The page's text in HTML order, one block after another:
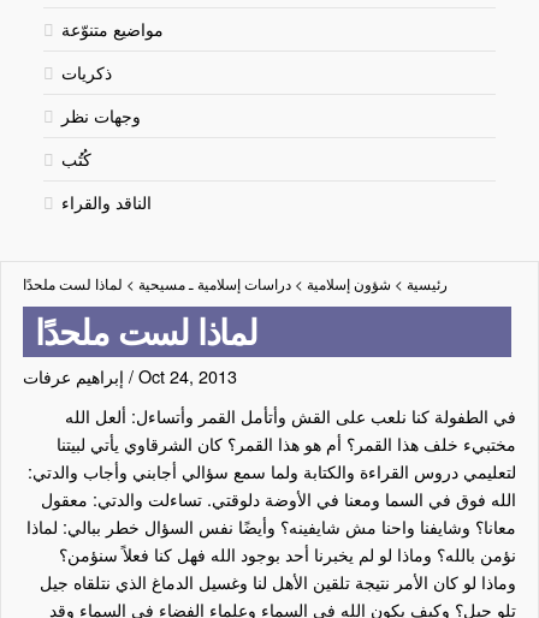
مواضيع متنوّعة
ذكريات
وجهات نظر
كُتُب
الناقد والقراء
رئيسية > شؤون إسلامية >دراسات إسلامية ـ مسيحية > لماذا لست ملحدًا
لماذا لست ملحدًا
إبراهيم عرفات /Oct 24, 2013
في الطفولة كنا نلعب على القش وأتأمل القمر وأتساءل: ألعل الله
مختبيء خلف هذا القمر؟ أم هو هذا القمر؟ كان الشرقاوي يأتي لبيتنا
لتعليمي دروس القراءة والكتابة ولما سمع سؤالي أجابني وأجاب والدتي:
الله فوق في السما ومعنا في الأوضة دلوقتي. تساءلت والدتي: معقول
معانا؟ وشايفنا واحنا مش شايفينه؟ وأيضًا نفس السؤال خطر ببالي: لماذا
نؤمن بالله؟ وماذا لو لم يخبرنا أحد بوجود الله فهل كنا فعلاً سنؤمن؟
وماذا لو كان الأمر نتيجة تلقين الأهل لنا وغسيل الدماغ الذي نتلقاه جيل
تلو جيل؟ وكيف يكون الله في السماء وعلماء الفضاء في السماء وقد